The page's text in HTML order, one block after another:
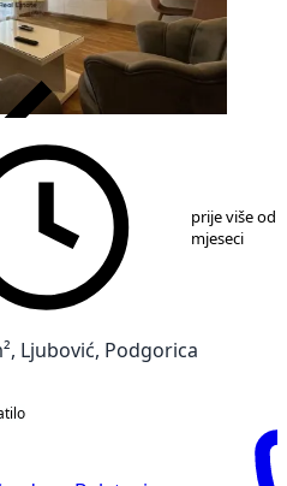
prije više od
mjeseci
Ljubović, Podgorica